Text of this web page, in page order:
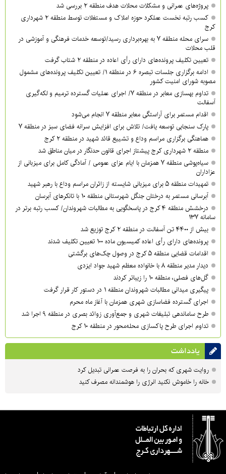
پروژه‌های عمرانی و مشکلات محلات هدف منطقه ۲ بررسی شد
کسب رتبه نخست عملکرد حوزه املاک و مستغلات توسط منطقه ۲ شهرداری
کرج
سرای محله منطقه ۷ به بهره‌برداری رسید/توسعه خدمات فرهنگی و آموزشی در
قلب محلات
تعیین تکلیف پرونده‌های دارای رأی اعاده در منطقه ۲ شتاب گرفت
ادامه برگزاری جلسات تبصره ۶ در منطقه ۱/ تعیین تکلیف پرونده‌های مشمول
مصوبه شورای امنیت کشور
تداوم بهسازی معابر در منطقه ۷/ اجرای عملیات گسترده ترمیم و لکه‌گیری
آسفالت
اقدام مستمر برای آراستگی معابر منطقه ۷ انجام می‌شود
پارک سنجابی توسعه یافت/ تلاش برای افزایش سرانه فضای سبز در منطقه ۷
هماهنگی برگزاری مراسم وداع و تشییع قائد شهید در منطقه ۲ کرج
منطقه ۲ شهرداری کرج پیشتاز اجرای قانون حدنگار در میان مناطق شد
سیاه‌پوشی منطقه ۷ همزمان با ایام عزای عمومی / آمادگی کامل برای میزبانی از
عزاداران
تمهیدات منطقه ۵ برای میزبانی شایسته از زائران مراسم وداع با رهبر شهید
آبرسانی مستمر به درختان جنگل شهرستانی منطقه ۱۰ با تانکرهای آبرسان
درخشش منطقه ۴ کرج در پاسخگویی به مطالبات شهروندان/ کسب رتبه برتر در
سامانه ۱۳۷
بیش از ۴۴۰۰ تن آسفالت در منطقه ۲ کرج توزیع شد
پرونده‌های دارای رأی اعاده کمیسیون ماده ۱۰۰ تعیین تکلیف شدند
اقدامات قضایی منطقه ۵ کرج در وصول چک‌های برگشتی
دیدار مدیر منطقه ۸ با خانواده معظم شهید جواد ایزدی
گل‌های فصلی، منطقه ۱۰ را زیباتر کردند
پیگیری میدانی مطالبات شهروندان منطقه ۱ در دستور کار قرار گرفت
اجرای گسترده فضاسازی شهری همزمان با آغاز ماه محرم
طرح ساماندهی تبلیغات شهری و جمع‌آوری زوائد بصری در منطقه ۹ اجرا شد
تداوم اجرای طرح پاکسازی محله‌محور در منطقه ۱۰ کرج
یادداشت
روایت شهری که بحران را به فرصت عمرانی تبدیل کرد
خانه را خاموش نکنید انرژی را هوشمندانه مصرف کنید